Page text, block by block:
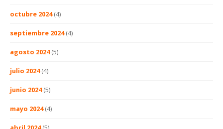
octubre 2024(4)
septiembre 2024(4)
agosto 2024(5)
julio 2024(4)
junio 2024(5)
mayo 2024(4)